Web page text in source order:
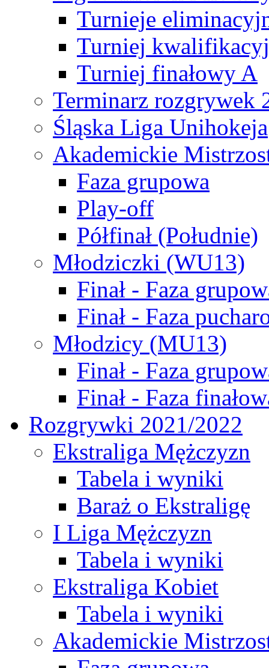
Turnieje
Turniej
Turniej finałowy A
Terminarz rozgrywek
Śląska Liga Unihokeja
Akademickie
Faza grupowa
Play-off
Półfinał (Południe)
Młodziczki (WU13)
Finał - Faza
Finał - Faza
Młodzicy (MU13)
Finał - Faza
Finał - Faza
Rozgrywki 2021/2022
Ekstraliga Mężczyzn
Tabela i wyniki
Baraż o Ekstraligę
I Liga Mężczyzn
Tabela i wyniki
Ekstraliga Kobiet
Tabela i wyniki
Akademickie